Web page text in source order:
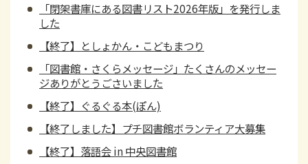
「閉架書庫にある図書リスト2026年版」を発行しま
した
【終了】としょかん・こどもまつり
「図書館・さくらメッセージ」たくさんのメッセー
ジありがとうごさいました
【終了】ぐるぐる本(ぽん)
【終了しました】プチ図書館ボランティア大募集
【終了】落語会 in 中央図書館